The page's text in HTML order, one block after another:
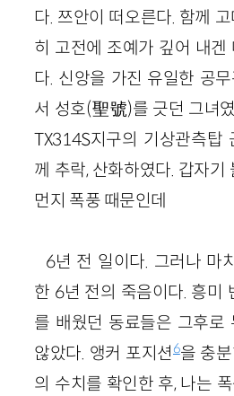
다. 쯔안이 떠오른다. 함께
히 고전에 조예가 깊어 내겐
다. 신앙을 가진 유일한 공
서 성호(聖號)를 긋던 그녀
TX314S지구의 기상관측탑
께 추락, 산화하였다. 갑자기
먼지 폭풍 때문인데
6년 전 일이다. 그러나 마
한 6년 전의 죽음이다. 흥미
를 배웠던 동료들은 그후로
않았다. 앵커 포지션6을 충
의 수치를 확인한 후, 나는